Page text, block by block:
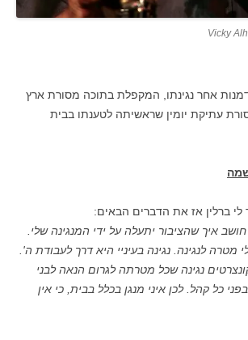
אחר נגינתו, המקפלת בתוכה מסורת ארץ
עתיקת יומין שראשיתה לטענתו בבית
ברלין אז את הדברים הבאים:
חושב איך שהציבור יתעלה על ידי המנגינה שלי.
מטרה לנגינה. נגינה בעיניי היא דרך לעבודת ה'.
נגינה שכל מטרתה לגרום הנאה לבני
כל קהל. לכן איני מנגן בכלל בבית, כי אין